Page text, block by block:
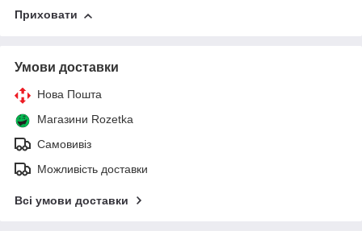
Приховати
Умови доставки
Нова Пошта
Магазини Rozetka
Самовивіз
Можливість доставки
Всі умови доставки